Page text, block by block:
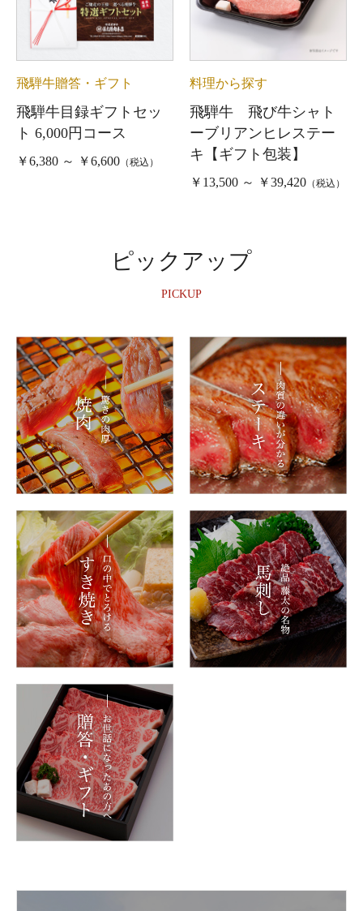
飛騨牛贈答・ギフト
飛騨牛目録ギフトセッ
ト 6,000円コース
￥6,380 ～ ￥6,600 （税込）
料理から探す
飛騨牛 飛び牛シャト
ーブリアンヒレステー
キ【ギフト包装】
￥13,500 ～ ￥39,420 （税込）
ピックアップ
PICKUP